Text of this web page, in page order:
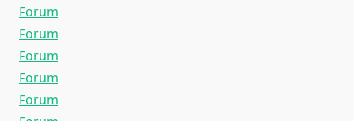
Forum
Forum
Forum
Forum
Forum